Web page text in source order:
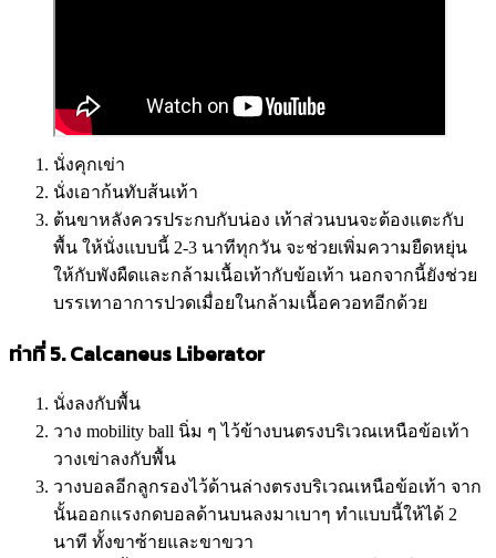
นั่งคุกเข่า
นั่งเอาก้นทับส้นเท้า
ต้นขาหลังควรประกบกับน่อง เท้าส่วนบนจะต้องแตะกับ
พื้น ให้นั่งแบบนี้ 2-3 นาทีทุกวัน จะช่วยเพิ่มความยืดหยุ่น
ให้กับพังผืดและกล้ามเนื้อเท้ากับข้อเท้า นอกจากนี้ยังช่วย
บรรเทาอาการปวดเมื่อยในกล้ามเนื้อควอทอีกด้วย
ท่าที่ 5. Calcaneus Liberator
นั่งลงกับพื้น
วาง mobility ball นิ่ม ๆ ไว้ข้างบนตรงบริเวณเหนือข้อเท้า
วางเข่าลงกับพื้น
วางบอลอีกลูกรองไว้ด้านล่างตรงบริเวณเหนือข้อเท้า จาก
นั้นออกแรงกดบอลด้านบนลงมาเบาๆ ทำแบบนี้ให้ได้ 2
นาที ทั้งขาซ้ายและขาขวา